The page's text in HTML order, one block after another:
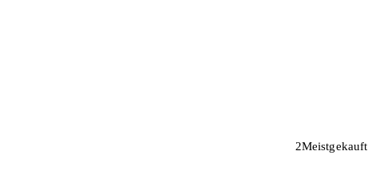
2Meistgekauft